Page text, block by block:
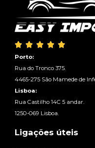
    
Porto:
Rua do Tronco 375.
4465-275 São Mamede de
Lisboa:
Rua Castilho 14C 5 andar.
1250-069 Lisboa.
Ligações úteis